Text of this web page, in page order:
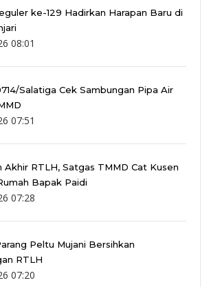
ke-129 Hadirkan Harapan Baru di
08:01
Salatiga Cek Sambungan Pipa Air
07:51
Akhir RTLH, Satgas TMMD Cat Kusen
Bapak Paidi
07:28
Peltu Mujani Bersihkan
RTLH
07:20